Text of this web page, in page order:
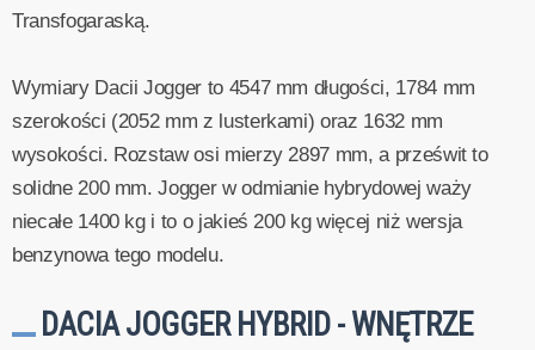
Transfogaraską.
Wymiary Dacii Jogger to 4547 mm długości, 1784 mm
szerokości (2052 mm z lusterkami) oraz 1632 mm
wysokości. Rozstaw osi mierzy 2897 mm, a prześwit to
solidne 200 mm. Jogger w odmianie hybrydowej waży
niecałe 1400 kg i to o jakieś 200 kg więcej niż wersja
benzynowa tego modelu.
DACIA JOGGER HYBRID - WNĘTRZE